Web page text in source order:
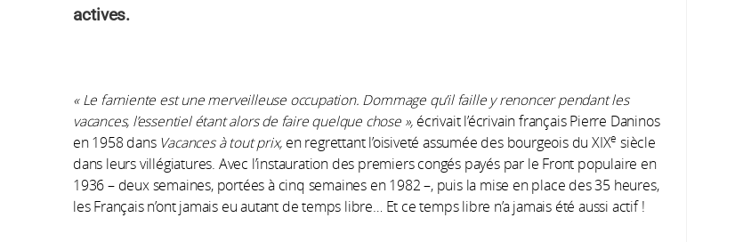
actives.
« Le farniente est une merveilleuse occupation. Dommage qu’il faille y renoncer pendant les
vacances, l’essentiel étant alors de faire quelque chose », écrivait l’écrivain français Pierre Daninos
en 1958 dans Vacances à tout prix, en regrettant l’oisiveté assumée des bourgeois du XIXe siècle
dans leurs villégiatures. Avec l’instauration des premiers congés payés par le Front populaire en
1936 – deux semaines, portées à cinq semaines en 1982 –, puis la mise en place des 35 heures,
les Français n’ont jamais eu autant de temps libre… Et ce temps libre n’a jamais été aussi actif !